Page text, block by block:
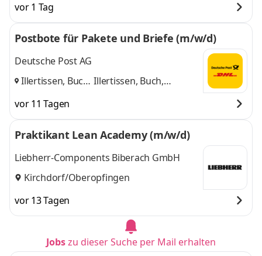
vor 1 Tag
Postbote für Pakete und Briefe (m/w/d)
Deutsche Post AG
Illertissen, Buch, Illertissen, Buch,
vor 11 Tagen
Praktikant Lean Academy (m/w/d)
Liebherr-Components Biberach GmbH
Kirchdorf/Oberopfingen
vor 13 Tagen
Jobszu dieser Suche per Mail erhalten